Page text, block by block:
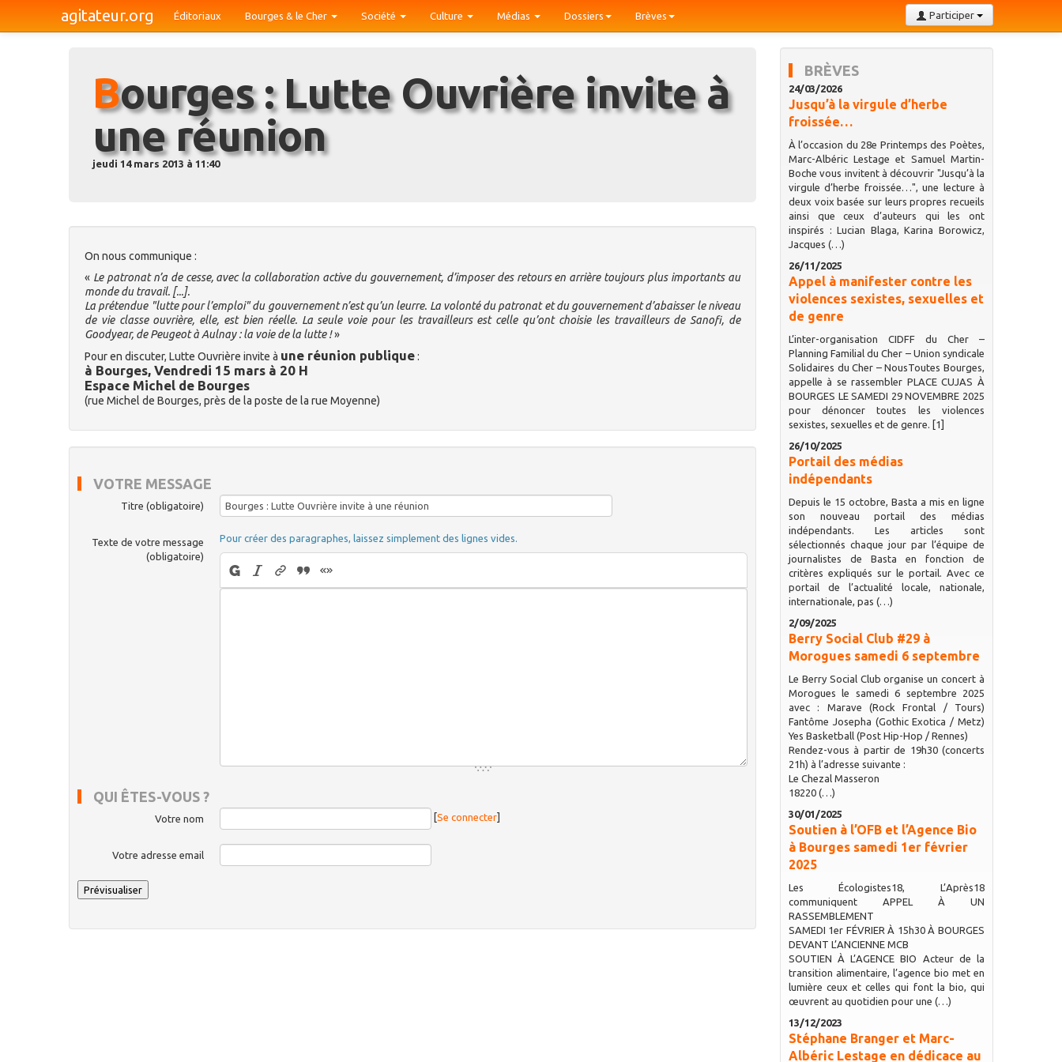
agitateur.org Participer
Éditoriaux Bourges & le Cher Société Culture Médias Dossiers Brèves
Bourges : Lutte Ouvrière invite à
une réunion
jeudi 14 mars 2013 à 11:40
On nous communique :
« Le patronat n’a de cesse, avec la collaboration active du gouvernement, d’imposer des retours en arrière toujours plus importants au
monde du travail. [...].
La prétendue "lutte pour l’emploi" du gouvernement n’est qu’un leurre. La volonté du patronat et du gouvernement d’abaisser le niveau
de vie classe ouvrière, elle, est bien réelle. La seule voie pour les travailleurs est celle qu’ont choisie les travailleurs de Sanofi, de
Goodyear, de Peugeot à Aulnay : la voie de la lutte !»
Pour en discuter, Lutte Ouvrière invite à une réunion publique:
à Bourges, Vendredi 15 mars à 20 H
Espace Michel de Bourges
(rue Michel de Bourges, près de la poste de la rue Moyenne)
VOTRE MESSAGE
Titre (obligatoire)
Texte de votre message
(obligatoire)
Pour créer des paragraphes, laissez simplement des lignes vides.
QUI ÊTES-VOUS ?
Votre nom [Se connecter]
Votre adresse email
BRÈVES
24/03/2026
Jusqu’à la virgule d’herbe
froissée…
À l’occasion du 28e Printemps des Poètes,
Marc-Albéric Lestage et Samuel Martin-
Boche vous invitent à découvrir "Jusqu’à la
virgule d’herbe froissée…", une lecture à
deux voix basée sur leurs propres recueils
ainsi que ceux d’auteurs qui les ont
inspirés : Lucian Blaga, Karina Borowicz,
Jacques (…)
26/11/2025
Appel à manifester contre les
violences sexistes, sexuelles et
de genre
L’inter-organisation CIDFF du Cher –
Planning Familial du Cher – Union syndicale
Solidaires du Cher – NousToutes Bourges,
appelle à se rassembler PLACE CUJAS À
BOURGES LE SAMEDI 29 NOVEMBRE 2025
pour dénoncer toutes les violences
sexistes, sexuelles et de genre. [1]
26/10/2025
Portail des médias
indépendants
Depuis le 15 octobre, Basta a mis en ligne
son nouveau portail des médias
indépendants. Les articles sont
sélectionnés chaque jour par l’équipe de
journalistes de Basta en fonction de
critères expliqués sur le portail. Avec ce
portail de l’actualité locale, nationale,
internationale, pas (…)
2/09/2025
Berry Social Club #29 à
Morogues samedi 6 septembre
Le Berry Social Club organise un concert à
Morogues le samedi 6 septembre 2025
avec : Marave (Rock Frontal / Tours)
Fantôme Josepha (Gothic Exotica / Metz)
Yes Basketball (Post Hip-Hop / Rennes)
Rendez-vous à partir de 19h30 (concerts
21h) à l’adresse suivante :
Le Chezal Masseron
18220 (…)
30/01/2025
Soutien à l’OFB et l’Agence Bio
à Bourges samedi 1er février
2025
Les Écologistes18, L’Après18
communiquent APPEL À UN
RASSEMBLEMENT
SAMEDI 1er FÉVRIER À 15h30 À BOURGES
DEVANT L’ANCIENNE MCB
SOUTIEN À L’AGENCE BIO Acteur de la
transition alimentaire, l’agence bio met en
lumière ceux et celles qui font la bio, qui
œuvrent au quotidien pour une (…)
13/12/2023
Stéphane Branger et Marc-
Albéric Lestage en dédicace au